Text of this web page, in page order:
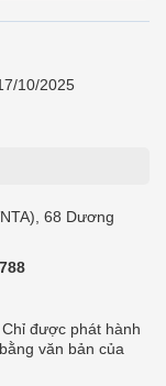
10/2025
68 Dương
được phát hành
văn bản của